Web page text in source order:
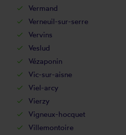
Vermand
Verneuil-sur-serre
Vervins
Veslud
Vézaponin
Vic-sur-aisne
Viel-arcy
Vierzy
Vigneux-hocquet
Villemontoire